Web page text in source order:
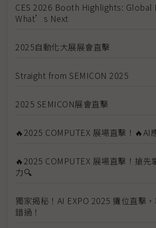
CES 2026 Booth Highlights: Global
What’s Next
2025自動化大展展會直擊
Straight from SEMICON 2025
2025 SEMICON展會直擊
🔥2025 COMPUTEX 展場直擊！🔥AI
🔥2025 COMPUTEX 展場直擊！搶先
力🔍
獨家揭秘！AI EXPO 2025 攤位直擊
錯過！